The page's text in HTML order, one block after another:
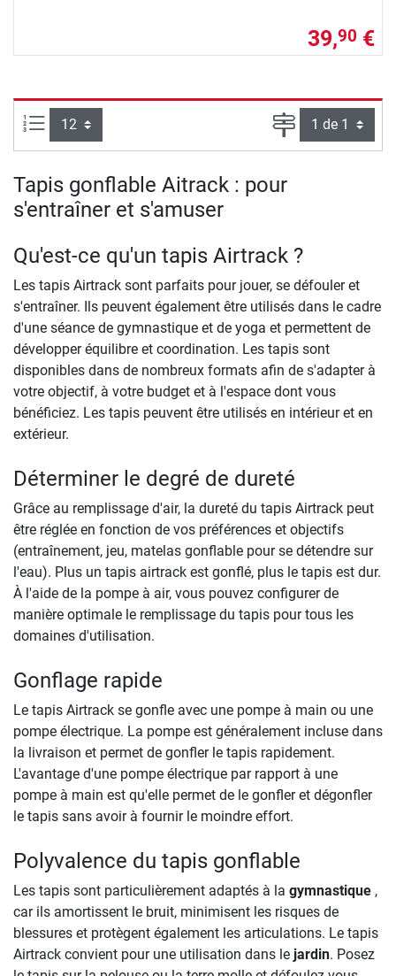
39,90 €
Articles par page : Page
Tapis gonflable Aitrack : pour
s'entraîner et s'amuser
Qu'est-ce qu'un tapis Airtrack ?
Les tapis Airtrack sont parfaits pour jouer, se défouler et
s'entraîner. Ils peuvent également être utilisés dans le cadre
d'une séance de gymnastique et de yoga et permettent de
développer équilibre et coordination. Les tapis sont
disponibles dans de nombreux formats afin de s'adapter à
votre objectif, à votre budget et à l'espace dont vous
bénéficiez. Les tapis peuvent être utilisés en intérieur et en
extérieur.
Déterminer le degré de dureté
Grâce au remplissage d'air, la dureté du tapis Airtrack peut
être réglée en fonction de vos préférences et objectifs
(entraînement, jeu, matelas gonflable pour se détendre sur
l'eau). Plus un tapis airtrack est gonflé, plus le tapis est dur.
À l'aide de la pompe à air, vous pouvez configurer de
manière optimale le remplissage du tapis pour tous les
domaines d'utilisation.
Gonflage rapide
Le tapis Airtrack se gonfle avec une pompe à main ou une
pompe électrique. La pompe est généralement incluse dans
la livraison et permet de gonfler le tapis rapidement.
L'avantage d'une pompe électrique par rapport à une
pompe à main est qu'elle permet de le gonfler et dégonfler
le tapis sans avoir à fournir le moindre effort.
Polyvalence du tapis gonflable
Les tapis sont particulièrement adaptés à la gymnastique ,
car ils amortissent le bruit, minimisent les risques de
blessures et protègent également les articulations. Le tapis
Airtrack convient pour une utilisation dans le jardin. Posez